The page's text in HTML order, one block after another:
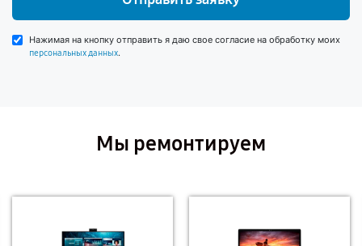
Нажимая на кнопку отправить я даю свое согласие на обработку моих
персональных данных.
Мы ремонтируем